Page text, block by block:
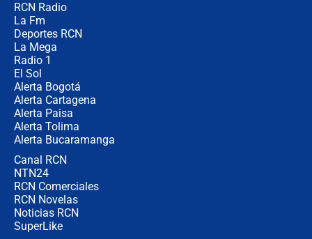
RCN Radio
La Fm
Deportes RCN
La Mega
Radio 1
El Sol
Alerta Bogotá
Alerta Cartagena
Alerta Paisa
Alerta Tolima
Alerta Bucaramanga
Canal RCN
NTN24
RCN Comerciales
RCN Novelas
Noticias RCN
SuperLike